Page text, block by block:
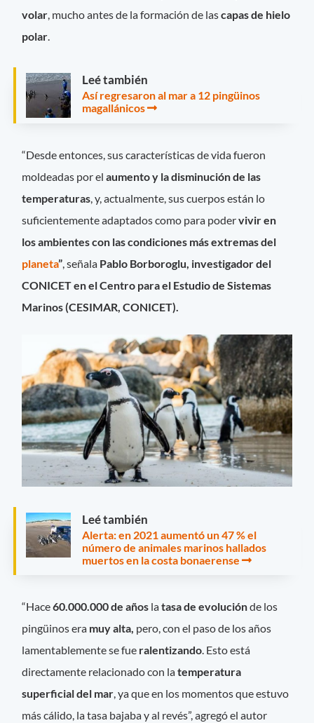
volar , mucho antes de la formación de lascapas de hielo
polar
Leé también
Así regresaron al mar a 12 pingüinos
magallánicos
“Desde entonces, sus características de vida fueron
moldeadas por elaumento y la disminución de las
temperaturas, y, actualmente, sus cuerpos están lo
suficientemente adaptados como para podervivir en
los ambientes con las condiciones más extremas del
planeta”, señala Pablo Borboroglu, investigador del
CONICET en el Centro para el Estudio de Sistemas
Marinos (CESIMAR, CONICET).
Leé también
Alerta: en 2021 aumentó un 47 % el
número de animales marinos hallados
muertos en la costa bonaerense
“Hace60.000.000 de años latasa de evoluciónde los
pingüinos era muy alta, pero, con el paso de los años
lamentablemente se fue ralentizando. Esto está
directamente relacionado con latemperatura
superficialdel mar, ya que en los momentos que estuvo
más cálido, la tasa bajaba y al revés”, agregó el autor